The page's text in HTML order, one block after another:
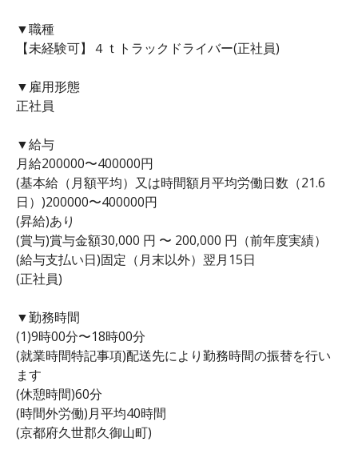
▼職種
【未経験可】４ｔトラックドライバー(正社員)
▼雇用形態
正社員
▼給与
月給200000〜400000円
(基本給（月額平均）又は時間額月平均労働日数（21.6
日）)200000〜400000円
(昇給)あり
(賞与)賞与金額30,000 円 〜 200,000 円（前年度実績）
(給与支払い日)固定（月末以外）翌月15日
(正社員)
▼勤務時間
(1)9時00分〜18時00分
(就業時間特記事項)配送先により勤務時間の振替を行い
ます
(休憩時間)60分
(時間外労働)月平均40時間
(京都府久世郡久御山町)